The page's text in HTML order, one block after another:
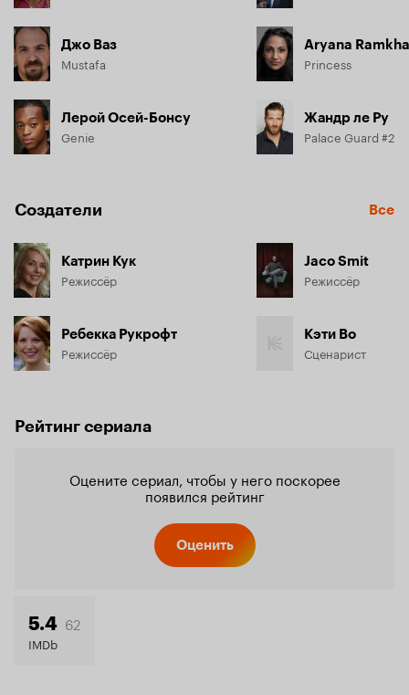
Джо Ваз
Mustafa
Лерой Осей-Бонсу
Genie
Aryana
Princess
Жандр ле Ру
Palace Guard #2
Создатели Все
Катрин Кук
Режиссёр
Ребекка Рукрофт
Режиссёр
Jaco Smit
Режиссёр
Кэти Во
Сценарист
Рейтинг сериала
Оцените сериал, чтобы у него поскорее
появился рейтинг
Оценить
5.4 62
IMDb